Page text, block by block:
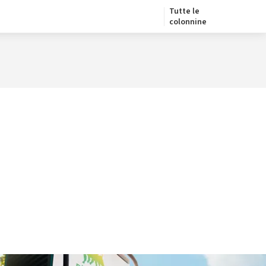
Tutte le
colonnine